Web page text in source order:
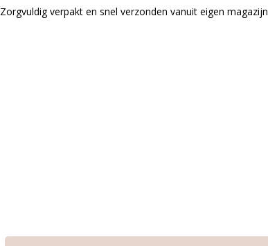
Zorgvuldig verpakt en snel verzonden vanuit eigen magazijn